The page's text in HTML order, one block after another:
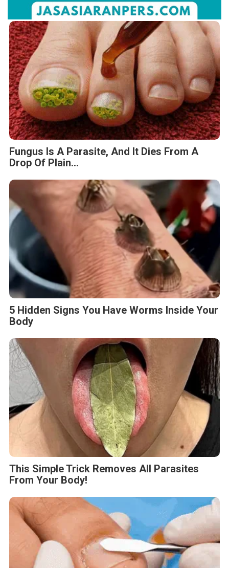
Fungus Is A Parasite, And It Dies From A
Drop Of Plain...
5 Hidden Signs You Have Worms Inside Your
Body
This Simple Trick Removes All Parasites
From Your Body!